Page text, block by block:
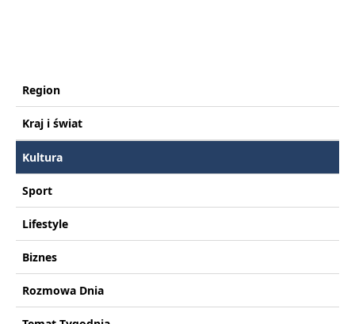
Region
Kraj i świat
Kultura
Sport
Lifestyle
Biznes
Rozmowa Dnia